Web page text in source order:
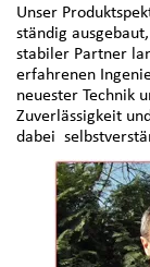
Unser
ständig
stabiler Partner
erfahrenen
neuester Technik
Zuverlässigkeit
dabei